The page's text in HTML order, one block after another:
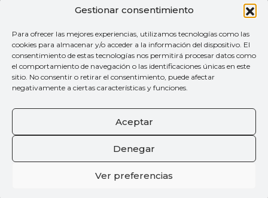
Gestionar consentimiento
Para ofrecer las mejores experiencias, utilizamos tecnologías como las
cookies para almacenar y/o acceder a la información del dispositivo. El
consentimiento de estas tecnologías nos permitirá procesar datos como
el comportamiento de navegación o las identificaciones únicas en este
sitio. No consentir o retirar el consentimiento, puede afectar
negativamente a ciertas características y funciones.
Aceptar
Denegar
Ver preferencias
PAGAMENT I APP
© 2026 Tots els drets reservatsPalau de la música de València